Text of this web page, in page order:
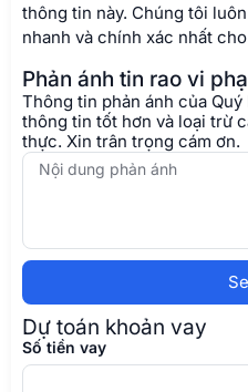
thông tin này. Chúng tôi
nhanh và chính xác nhất
Phản ánh tin rao vi
Thông tin phản ánh của
thông tin tốt hơn và loại trừ
thực. Xin trân trọng cám ơn.
Dự toán khoản vay
Số tiền vay